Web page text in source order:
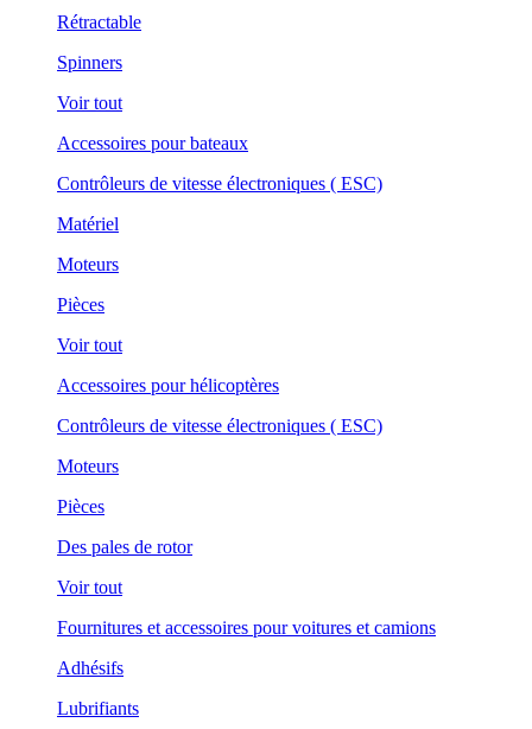
Rétractable
Spinners
Voir tout
Accessoires pour bateaux
Contrôleurs de vitesse électroniques ( ESC)
Matériel
Moteurs
Pièces
Voir tout
Accessoires pour hélicoptères
Contrôleurs de vitesse électroniques ( ESC)
Moteurs
Pièces
Des pales de rotor
Voir tout
Fournitures et accessoires pour voitures et camions
Adhésifs
Lubrifiants